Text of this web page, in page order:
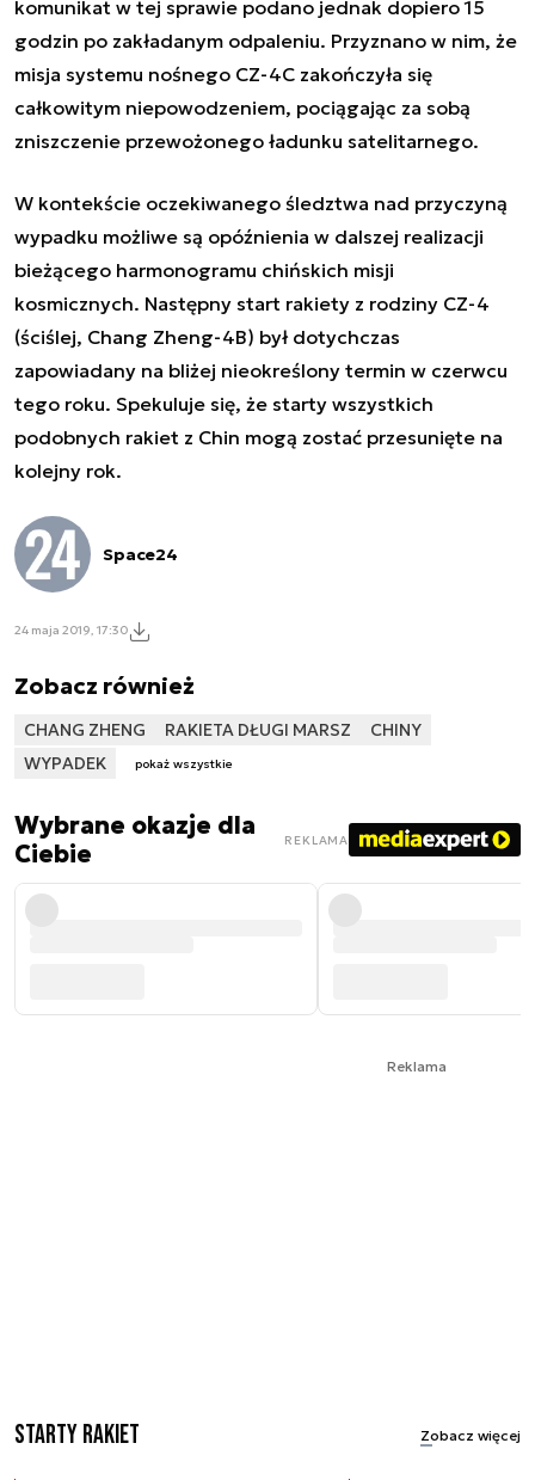
komunikat w tej sprawie podano jednak dopiero 15
godzin po zakładanym odpaleniu. Przyznano w nim, że
misja systemu nośnego CZ-4C zakończyła się
całkowitym niepowodzeniem, pociągając za sobą
zniszczenie przewożonego ładunku satelitarnego.
W kontekście oczekiwanego śledztwa nad przyczyną
wypadku możliwe są opóźnienia w dalszej realizacji
bieżącego harmonogramu chińskich misji
kosmicznych. Następny start rakiety z rodziny CZ-4
(ściślej, Chang Zheng-4B) był dotychczas
zapowiadany na bliżej nieokreślony termin w czerwcu
tego roku. Spekuluje się, że starty wszystkich
podobnych rakiet z Chin mogą zostać przesunięte na
kolejny rok.
Space24
24 maja 2019, 17:30
Zobacz również
CHANG ZHENG RAKIETA DŁUGI MARSZ
CHINY
WYPADEK
pokaż wszystkie
Wybrane okazje dla
Ciebie
REKLAMA
Reklama
Starty rakiet Zobacz więcej